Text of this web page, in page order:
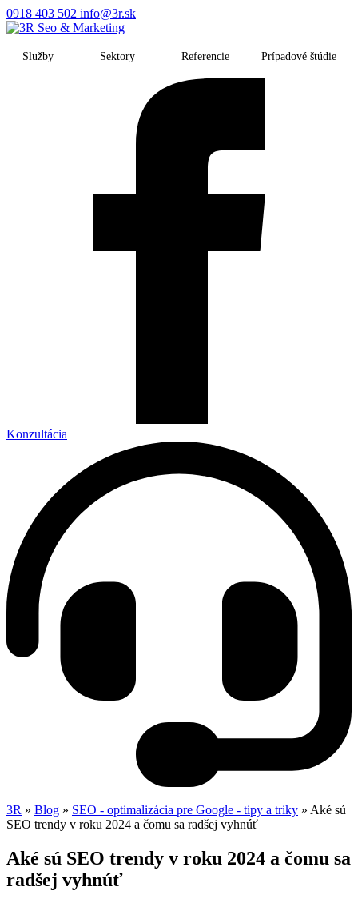
0918 403 502 info@3r.sk
Služby Sektory Referencie Prípadové štúdie
Konzultácia
3R » Blog » SEO - optimalizácia pre Google - tipy a triky » Aké sú
SEO trendy v roku 2024 a čomu sa radšej vyhnúť
Aké sú SEO trendy v roku 2024 a čomu sa
radšej vyhnúť